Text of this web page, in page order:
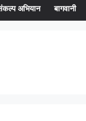
अभियान बागवानी